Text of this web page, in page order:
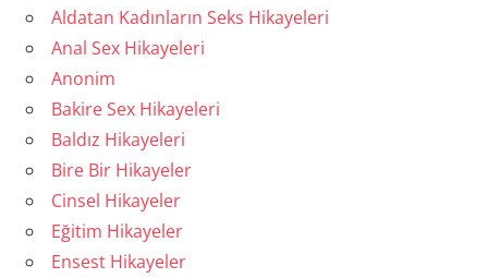
Aldatan Kadınların Seks Hikayeleri
Anal Sex Hikayeleri
Anonim
Bakire Sex Hikayeleri
Baldız Hikayeleri
Bire Bir Hikayeler
Cinsel Hikayeler
Eğitim Hikayeler
Ensest Hikayeler